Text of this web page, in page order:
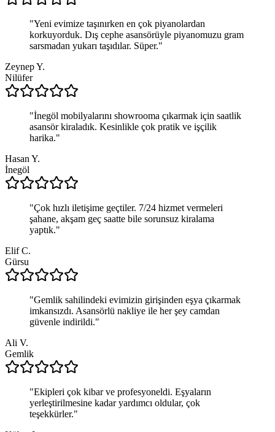
"Yeni evimize taşınırken en çok piyanolardan
korkuyorduk. Dış cephe asansörüyle piyanomuzu gram
sarsmadan yukarı taşıdılar. Süper."
Zeynep Y.
Nilüfer
"İnegöl mobilyalarını showrooma çıkarmak için saatlik
asansör kiraladık. Kesinlikle çok pratik ve işçilik
harika."
Hasan Y.
İnegöl
"Çok hızlı iletişime geçtiler. 7/24 hizmet vermeleri
şahane, akşam geç saatte bile sorunsuz kiralama
yaptık."
Elif C.
Gürsu
"Gemlik sahilindeki evimizin girişinden eşya çıkarmak
imkansızdı. Asansörlü nakliye ile her şey camdan
güvenle indirildi."
Ali V.
Gemlik
"Ekipleri çok kibar ve profesyoneldi. Eşyaların
yerleştirilmesine kadar yardımcı oldular, çok
teşekkürler."